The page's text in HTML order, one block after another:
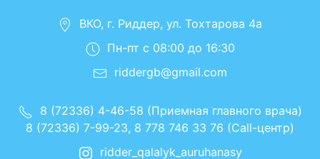
ВКО, г. Риддер, ул. Тохтарова 4а
Пн-пт с 08:00 до 16:30
riddergb@gmail.com
8 (72336) 4-46-58 (Приемная главного врача)
8 (72336) 7-99-23, 8 778 746 33 76 (Call-центр)
ridder_qalalyk_auruhanasy